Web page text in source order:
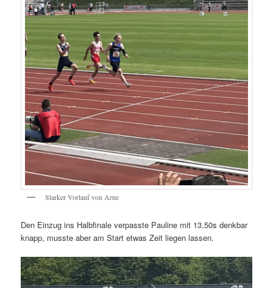
Starker Vorlauf von Arne
Den Einzug ins Halbfinale verpasste Pauline mit 13,50s denkbar
knapp, musste aber am Start etwas Zeit liegen lassen.